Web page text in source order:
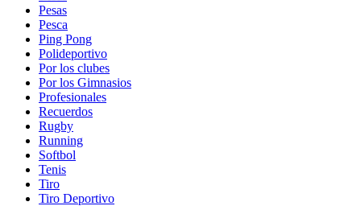
Pesas
Pesca
Ping Pong
Polideportivo
Por los clubes
Por los Gimnasios
Profesionales
Recuerdos
Rugby
Running
Softbol
Tenis
Tiro
Tiro Deportivo